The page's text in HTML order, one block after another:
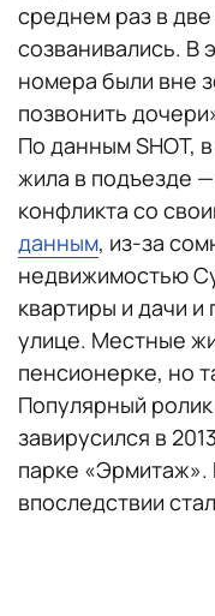
среднем раз в
созванивались. В
номера были вне
позвонить
По данным SHOT,
жила в подъезде
конфликта со
данным, из‑за
недвижимостью
квартиры и дачи
улице. Местные
пенсионерке, но
Популярный
завирусился в
парке «Эрмитаж».
впоследствии